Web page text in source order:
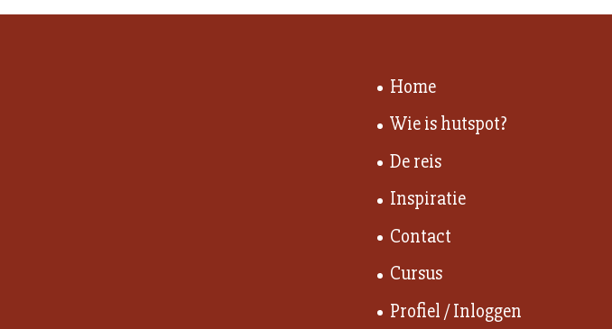
Home
Wie is hutspot?
De reis
Inspiratie
Contact
Cursus
Profiel / Inloggen